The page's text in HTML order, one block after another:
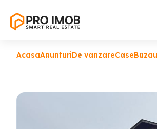
AcasaAnunturiDe vanzareCaseBuzau